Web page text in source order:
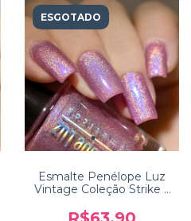
ESGOTADO
Esmalte Penélope Luz
Vintage Coleção Strike a